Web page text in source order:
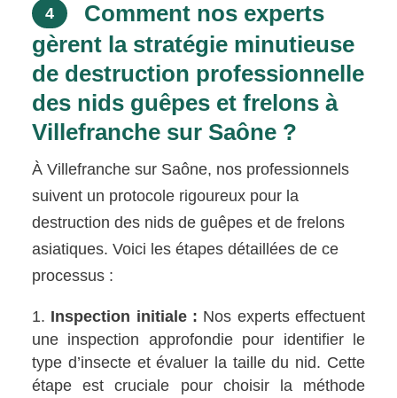
4
Comment nos experts
gèrent la stratégie minutieuse
de destruction professionnelle
des nids guêpes et frelons à
Villefranche sur Saône ?
À Villefranche sur Saône, nos professionnels
suivent un protocole rigoureux pour la
destruction des nids de guêpes et de frelons
asiatiques. Voici les étapes détaillées de ce
processus :
Inspection initiale : Nos experts effectuent
une inspection approfondie pour identifier le
type d’insecte et évaluer la taille du nid. Cette
étape est cruciale pour choisir la méthode